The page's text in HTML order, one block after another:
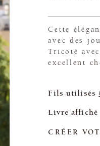
Cette
avec des
Tricoté
excellent
Fils utilisés
Livre affiché
CRÉER